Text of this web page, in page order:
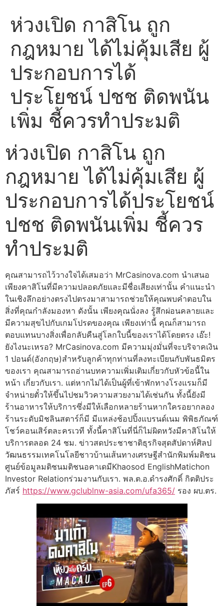
ห่วงเปิด กาสิโน ถูก
กฎหมาย ได้ไม่คุ้มเสีย ผู้
ประกอบการได้
ประโยชน์ ปชช ติดพนัน
เพิ่ม ชี้ควรทำประมติ
ห่วงเปิด กาสิโน ถูก
กฎหมาย ได้ไม่คุ้มเสีย ผู้
ประกอบการได้ประโยชน์
ปชช ติดพนันเพิ่ม ชี้ควร
ทำประมติ
คุณสามารถไว้วางใจได้เสมอว่า MrCasinova.com นำเสนอ
เพียงคาสิโนที่มีความปลอดภัยและมีชื่อเสียงเท่านั้น คำแนะนำ
ในเชิงลึกอย่างตรงไปตรงมาสามารถช่วยให้คุณพบคำตอบใน
สิ่งที่คุณกำลังมองหา ดังนั้น เพียงคุณนั่งลง รู้สึกผ่อนคลายและ
มีความสุขไปกับเกมโปรดของคุณ เพียงเท่านี้ คุณก็สามารถ
ตอบแทนบางสิ่งเพื่อกลับคืนสู่โลกใบนี้ของเราได้โดยตรง เอ๊ะ!
ยังไงนะเหรอ? MrCasinova.com มีความมุ่งมั่นที่จะบริจาคเงิน
1 ปอนด์(อังกฤษ)สำหรับลูกค้าทุกท่านที่ลงทะเบียนกับพันธมิตร
ของเรา คุณสามารถอ่านบทความเพิ่มเติมเกี่ยวกับหัวข้อนี้ใน
หน้า เกี่ยวกับเรา. แต่หากไม่ได้เป็นผู้ที่เข้าพักทางโรงแรมก็มี
จำหน่ายตั๋วให้ขึ้นไปชมวิวความสวยงามได้เช่นกัน ทั้งนี้ยังมี
ร้านอาหารให้บริการซึ่งมีให้เลือกหลายร้านหากใครอยากลอง
ร้านระดับมิชลินสตาร์ก็มี มีแหล่งช้อปปิ้งแบรนด์เนม พิพิธภัณฑ์
โชว์คอนเสิร์ตละครเวที ทั้งนี้คาสิโนที่นี่ก็ไม่ผิดหวังมีคาสิโนให้
บริการตลอด 24 ชม. ข่าวสดประชาชาติธุรกิจสุดสัปดาห์ศิลป
วัฒนธรรมเทคโนโลยีชาวบ้านเส้นทางเศรษฐีสำนักพิมพ์มติชน
ศูนย์ข้อมูลมติชนมติชนอคาเดมีKhaosod EnglishMatichon
Investor Relationร่วมงานกับเรา. พล.ต.อ.ดำรงศักดิ์ กิตติประ
ภัสร์ https://www.gclublnw-asia.com/ufa365/ รอง ผบ.ตร.